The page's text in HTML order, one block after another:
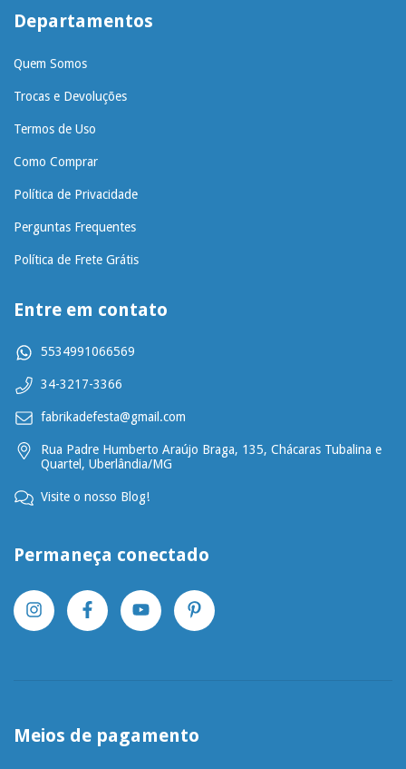
Departamentos
Quem Somos
Trocas e Devoluções
Termos de Uso
Como Comprar
Política de Privacidade
Perguntas Frequentes
Política de Frete Grátis
Entre em contato
5534991066569
34-3217-3366
fabrikadefesta@gmail.com
Rua Padre Humberto Araújo Braga, 135, Chácaras Tubalina e
Quartel, Uberlândia/MG
Visite o nosso Blog!
Permaneça conectado
Meios de pagamento